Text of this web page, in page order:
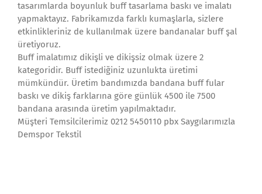
tasarımlarda boyunluk buff tasarlama baskı ve imalatı
yapmaktayız. Fabrikamızda farklı kumaşlarla, sizlere
etkinlikleriniz de kullanılmak üzere bandanalar buff şal
üretiyoruz.
Buff imalatımız dikişli ve dikişsiz olmak üzere 2
kategoridir. Buff istediğiniz uzunlukta üretimi
mümkündür. Üretim bandımızda bandana buff fular
baskı ve dikiş farklarına göre günlük 4500 ile 7500
bandana arasında üretim yapılmaktadır.
Müşteri Temsilcilerimiz 0212 5450110 pbx Saygılarımızla
Demspor Tekstil